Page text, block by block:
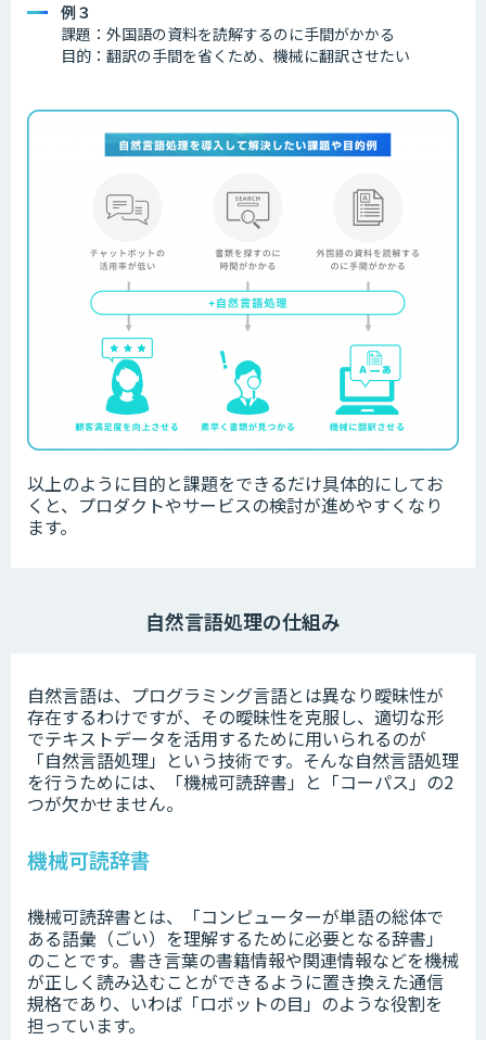
例３
課題：外国語の資料を読解するのに手間がかかる
目的：翻訳の手間を省くため、機械に翻訳させたい
以上のように目的と課題をできるだけ具体的にしてお
くと、プロダクトやサービスの検討が進めやすくなり
ます。
自然言語処理の仕組み
自然言語は、プログラミング言語とは異なり曖昧性が
存在するわけですが、その曖昧性を克服し、適切な形
でテキストデータを活用するために用いられるのが
「自然言語処理」という技術です。そんな自然言語処理
を行うためには、「機械可読辞書」と「コーパス」の2
つが欠かせません。
機械可読辞書
機械可読辞書とは、「コンピューターが単語の総体で
ある語彙（ごい）を理解するために必要となる辞書」
のことです。書き言葉の書籍情報や関連情報などを機械
が正しく読み込むことができるように置き換えた通信
規格であり、いわば「ロボットの目」のような役割を
担っています。